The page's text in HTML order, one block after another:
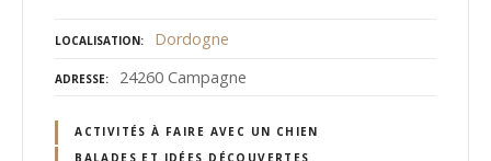
LOCALISATION Dordogne
ADRESSE 24260 Campagne
ACTIVITÉS À FAIRE AVEC UN CHIEN